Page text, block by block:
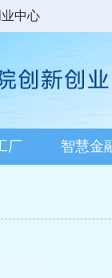
中心
厂 智慧金